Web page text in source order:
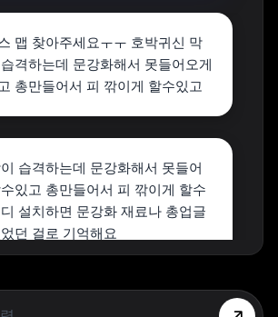
맵 찾아주세요ㅜㅜ 호박귀신 막
격하는데 문강화해서 못들어오게
총만들어서 피 깎이게 할수있고
습격하는데 문강화해서 못들어
있고 총만들어서 피 깎이게 할수
설치하면 문강화 재료나 총업글
던 걸로 기억해요